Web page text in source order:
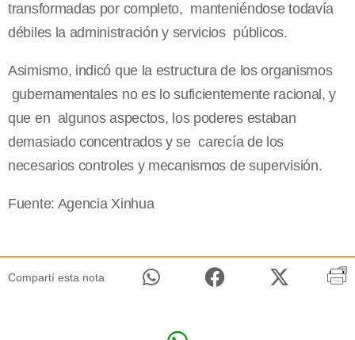
transformadas por completo, manteniéndose todavía
débiles la administración y servicios públicos.
Asimismo, indicó que la estructura de los organismos
gubernamentales no es lo suficientemente racional, y
que en algunos aspectos, los poderes estaban
demasiado concentrados y se carecía de los
necesarios controles y mecanismos de supervisión.
Fuente: Agencia Xinhua
Compartí esta nota